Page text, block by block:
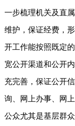
一步梳理机关及直
维护，保证经费，
开工作能按照既定
宽公开渠道和公开
充完善，保证公开
询、网上办事、网
公众尤其是基层群